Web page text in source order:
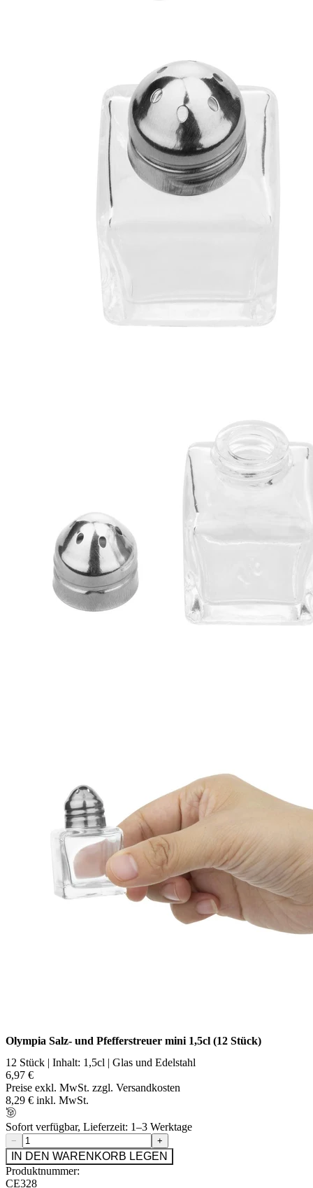
Olympia Salz- und Pfefferstreuer mini 1,5cl (12 Stück)
12 Stück | Inhalt: 1,5cl | Glas und Edelstahl
6,97 €
Preise exkl. MwSt. zzgl. Versandkosten
8,29 € inkl. MwSt.
Sofort verfügbar, Lieferzeit: 1–3 Werktage
− +
IN DEN WARENKORB LEGEN
Produktnummer:
CE328